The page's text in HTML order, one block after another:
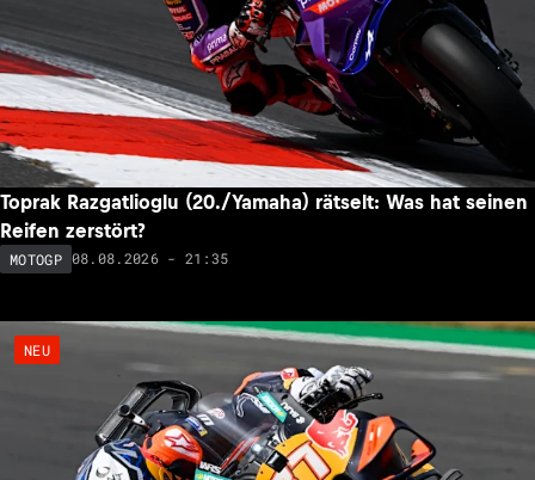
Toprak Razgatlioglu (20./Yamaha) rätselt: Was hat seinen
Reifen zerstört?
MOTOGP 08.08.2026 - 21:35
NEU